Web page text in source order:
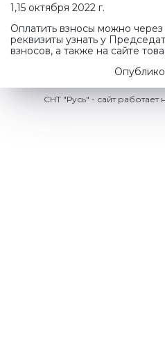
1,15 октября 2022 г.
Оплатить взносы можно
реквизиты узнать у
взносов, а также на сайте
СНТ "Русь" - сайт